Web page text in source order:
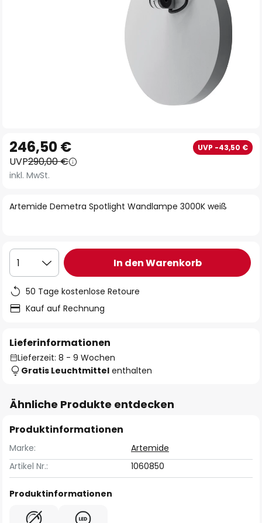
Anfang
der
Bildgalerie
Artemide Demetra Spotlight Wandlampe 3000K weiß
246,50 € UVP -43,50 €
UVP290,00 €
inkl. MwSt.
1 In den Warenkorb
50 Tage kostenlose Retoure
Kauf auf Rechnung
Lieferinformationen
Lieferzeit: 8 - 9 Wochen
Gratis Leuchtmittel enthalten
Ähnliche Produkte entdecken
Produktinformationen
Marke:
Artemide
Artikel Nr.:
1060850
Produktinformationen